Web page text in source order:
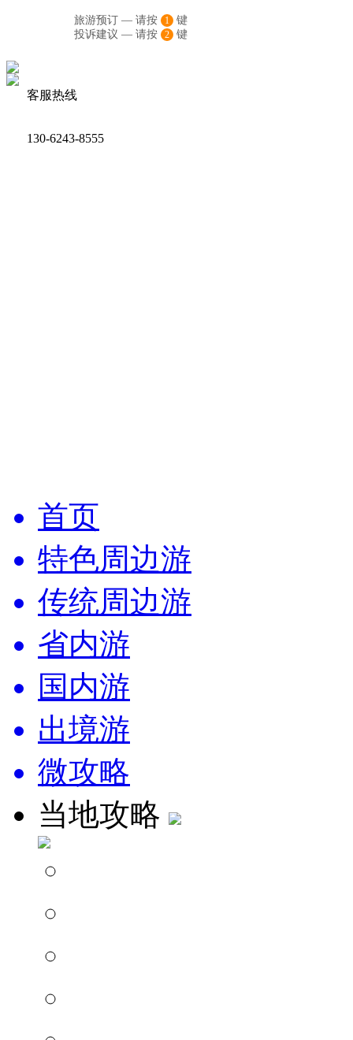
客服热线
130-6243-8555
旅游预订 — 请按 1
键
投诉建议 — 请按
2 键
首页
特色周边游
传统周边游
省内游
国内游
出境游
微攻略
当地攻略